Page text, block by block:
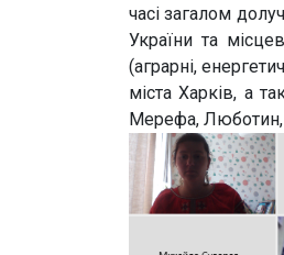
часі загалом
України та
(аграрні,
міста Харків, а
Мерефа, Люботин,